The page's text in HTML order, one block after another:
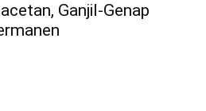
Ganjil-Genap